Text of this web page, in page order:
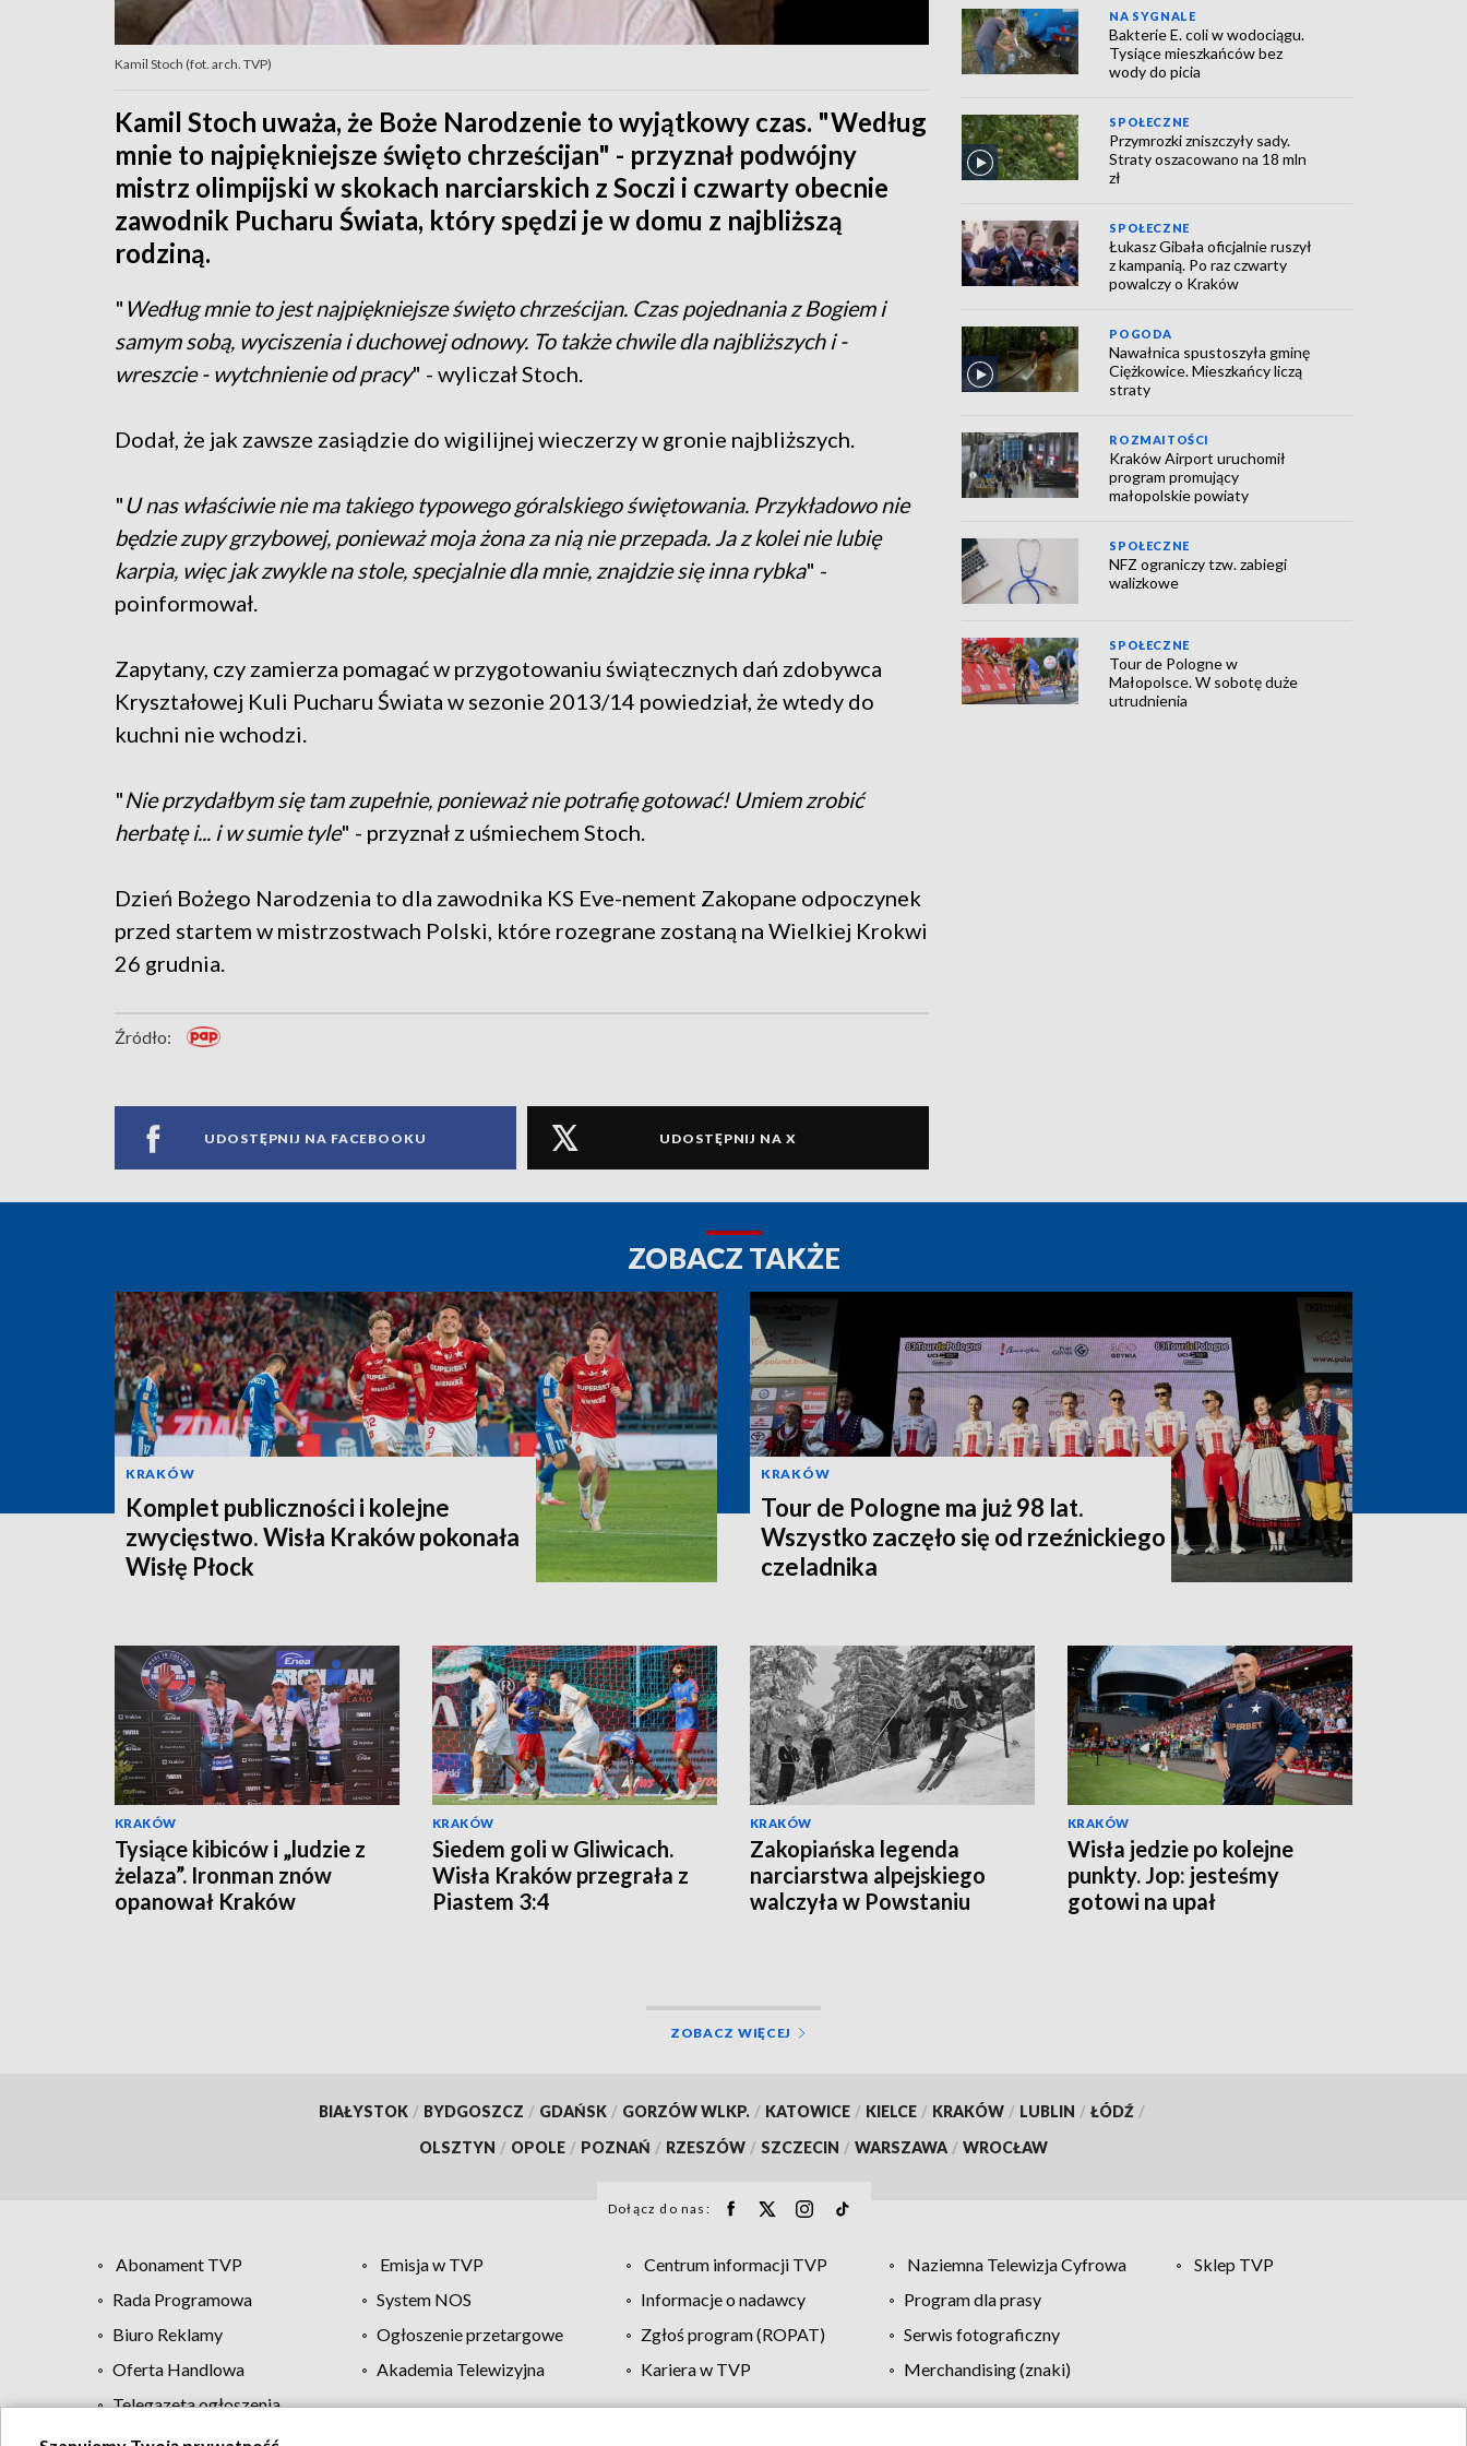
Kamil Stoch (fot. arch. TVP)
Kamil Stoch uważa, że Boże Narodzenie to wyjątkowy czas. "Według
mnie to najpiękniejsze święto chrześcijan" - przyznał podwójny
mistrz olimpijski w skokach narciarskich z Soczi i czwarty obecnie
zawodnik Pucharu Świata, który spędzi je w domu z najbliższą
rodziną.
" Według mnie to jest najpiękniejsze święto chrześcijan. Czas pojednania z Bogiem i
samym sobą, wyciszenia i duchowej odnowy. To także chwile dla najbliższych i -
wreszcie - wytchnienie od pracy" - wyliczał Stoch.
Dodał, że jak zawsze zasiądzie do wigilijnej wieczerzy w gronie najbliższych.
"U nas właściwie nie ma takiego typowego góralskiego świętowania. Przykładowo nie
będzie zupy grzybowej, ponieważ moja żona za nią nie przepada. Ja z kolei nie lubię
karpia, więc jak zwykle na stole, specjalnie dla mnie, znajdzie się inna rybka" -
poinformował.
Zapytany, czy zamierza pomagać w przygotowaniu świątecznych dań zdobywca
Kryształowej Kuli Pucharu Świata w sezonie 2013/14 powiedział, że wtedy do
kuchni nie wchodzi.
"Nie przydałbym się tam zupełnie, ponieważ nie potrafię gotować! Umiem zrobić
herbatę i... i w sumie tyle" - przyznał z uśmiechem Stoch.
Dzień Bożego Narodzenia to dla zawodnika KS Eve-nement Zakopane odpoczynek
przed startem w mistrzostwach Polski, które rozegrane zostaną na Wielkiej Krokwi
26 grudnia.
Źródło:
UDOSTĘPNIJ NA FACEBOOKU UDOSTĘPNIJ NA X
NA SYGNALE
Bakterie E. coli w wodociągu.
Tysiące mieszkańców bez
wody do picia
SPOŁECZNE
Przymrozki zniszczyły sady.
Straty oszacowano na 18 mln
zł
SPOŁECZNE
Łukasz Gibała oficjalnie ruszył
z kampanią. Po raz czwarty
powalczy o Kraków
POGODA
Nawałnica spustoszyła gminę
Ciężkowice. Mieszkańcy liczą
straty
ROZMAITOŚCI
Kraków Airport uruchomił
program promujący
małopolskie powiaty
SPOŁECZNE
NFZ ograniczy tzw. zabiegi
walizkowe
SPOŁECZNE
Tour de Pologne w
Małopolsce. W sobotę duże
utrudnienia
ZOBACZ TAKŻE
KRAKÓW
Komplet publiczności i kolejne
zwycięstwo. Wisła Kraków pokonała
Wisłę Płock
KRAKÓW
Tour de Pologne ma już 98 lat.
Wszystko zaczęło się od rzeźnickiego
czeladnika
KRAKÓW
Tysiące kibiców i „ludzie z
żelaza”. Ironman znów
opanował Kraków
KRAKÓW
Siedem goli w Gliwicach.
Wisła Kraków przegrała z
Piastem 3:4
KRAKÓW
Zakopiańska legenda
narciarstwa alpejskiego
walczyła w Powstaniu
KRAKÓW
Wisła jedzie po kolejne
punkty. Jop: jesteśmy
gotowi na upał
ZOBACZ WIĘCEJ
BIAŁYSTOK / BYDGOSZCZ / GDAŃSK / GORZÓW WLKP. / KATOWICE / KIELCE / KRAKÓW / LUBLIN / ŁÓDŹ /
OLSZTYN / OPOLE / POZNAŃ / RZESZÓW / SZCZECIN / WARSZAWA / WROCŁAW
Dołącz do nas:
Abonament TVP Emisja w TVP Centrum informacji TVP Naziemna Telewizja Cyfrowa
Sklep TVP
Rada Programowa
System NOS Informacje o nadawcy
Program dla prasy
Biuro Reklamy
Ogłoszenie przetargowe Zgłoś program (ROPAT)
Serwis fotograficzny
Oferta Handlowa
Akademia Telewizyjna Kariera w TVP
Merchandising (znaki)
Telegazeta ogłoszenia